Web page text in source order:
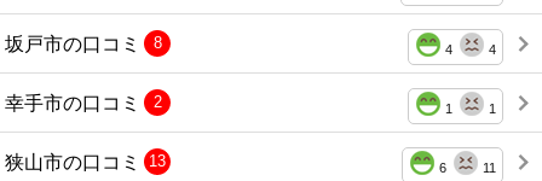
坂戸市の口コミ 4 4
8
幸手市の口コミ 1 1
2
狭山市の口コミ 6 11
13